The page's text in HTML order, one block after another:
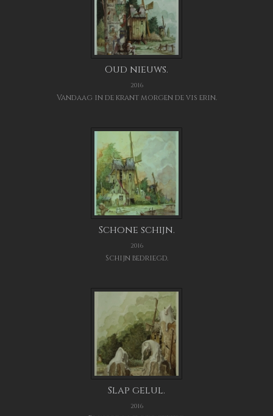
Oud nieuws.
2016
Vandaag in de krant morgen de vis erin.
Schone schijn.
2016
Schijn bedriegd.
Slap gelul.
2016